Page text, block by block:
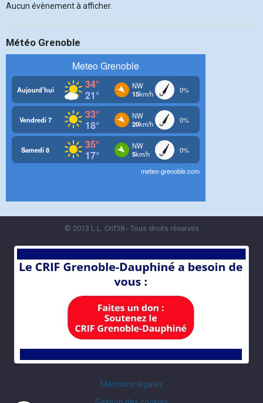
Aucun évènement à afficher.
Météo Grenoble
© 2013 L.L. Crif38 - Tous droits réservés
Mentions légales